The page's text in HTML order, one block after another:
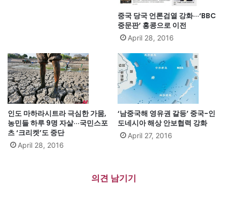
중국 당국 언론검열 강화···‘BBC
중문판’ 홍콩으로 이전
April 28, 2016
인도 마하라시트라 극심한 가뭄,
농민들 하루 9명 자살···국민스포
츠 ‘크리켓’도 중단
April 28, 2016
‘남중국해 영유권 갈등’ 중국-인
도네시아 해상 안보협력 강화
April 27, 2016
의견 남기기